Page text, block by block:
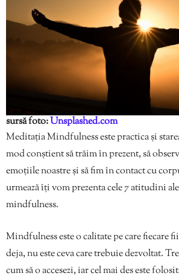
sursă foto:Unsplashed.com
Meditația Mindfulness este practica şi
mod conştient să trăim în prezent, să
emoţiile noastre şi să fim în contact cu
urmează îți vom prezenta cele 7 atitudini
mindfulness.
Mindfulness este o calitate pe care fiecare
deja, nu este ceva care trebuie dezvoltat.
cum să o accesezi, iar cel mai des este